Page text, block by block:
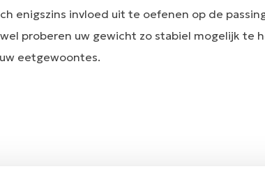
enigszins invloed uit te oefenen op de
proberen uw gewicht zo stabiel mogelijk te
eetgewoontes.